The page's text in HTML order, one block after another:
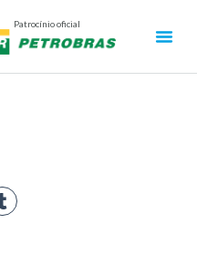
Patrocínio oficial